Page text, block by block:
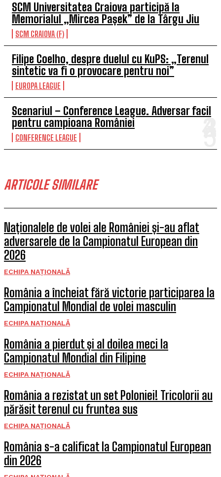
SCM Universitatea Craiova participă la
Memorialul „Mircea Pașek” de la Târgu Jiu
SCM CRAIOVA (F)
Filipe Coelho, despre duelul cu KuPS: „Terenul
sintetic va fi o provocare pentru noi”
EUROPA LEAGUE
Scenariul – Conference League. Adversar facil
pentru campioana României
CONFERENCE LEAGUE
ARTICOLE SIMILARE
Naționalele de volei ale României și-au aflat
adversarele de la Campionatul European din
2026
ECHIPA NAȚIONALĂ
România a încheiat fără victorie participarea la
Campionatul Mondial de volei masculin
ECHIPA NAȚIONALĂ
România a pierdut și al doilea meci la
Campionatul Mondial din Filipine
ECHIPA NAȚIONALĂ
România a rezistat un set Poloniei! Tricolorii au
părăsit terenul cu fruntea sus
ECHIPA NAȚIONALĂ
România s-a calificat la Campionatul European
din 2026